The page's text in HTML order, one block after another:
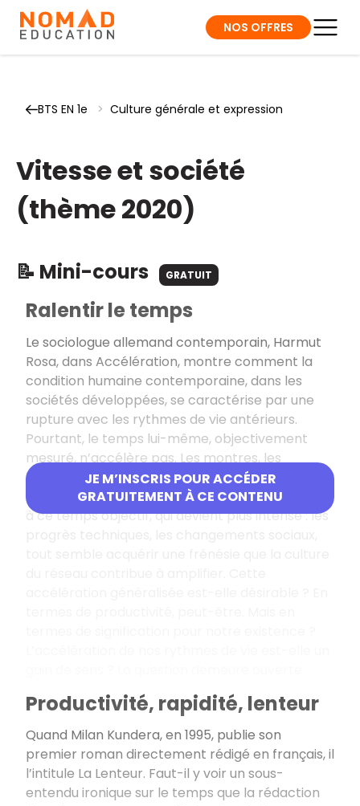
NOS OFFRES
BTS EN 1e > Culture générale et expression
Vitesse et société
(thème 2020)
📝 Mini-cours GRATUIT
JE M’INSCRIS POUR ACCÉDER
GRATUITEMENT À CE CONTENU
Ralentir le temps
Le sociologue allemand contemporain, Harmut
Rosa, dans Accélération, montre comment la
condition humaine contemporaine, dans les
sociétés développées, se caractérise par une
rupture avec les rythmes de vie antérieurs.
Pourtant, le temps lui-même, objectivement
mesuré, n’accélère pas. Les montres, les
horloges qui scandent le temps ne sont pas
modifiées. Ce qui est modifié, c’est notre relation
à ce temps objectif, qui devient plus intense : les
Productivité, rapidité, lenteur
Quand Milan Kundera, en 1995, publie son
premier roman directement rédigé en français, il
l’intitule La Lenteur. Faut-il y voir un sous-
entendu ironique sur le temps que la rédaction